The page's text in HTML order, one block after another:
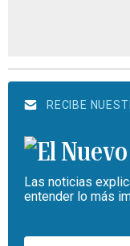
RECIBE
Las noticias
entender lo más